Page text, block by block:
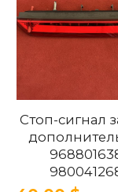
Стоп-сигнал